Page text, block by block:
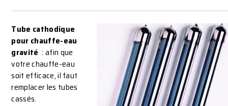
Tube cathodique
pour chauffe-eau
gravité : afin que
votre chauffe-eau
soit efficace, il faut
remplacer les tubes
cassés.